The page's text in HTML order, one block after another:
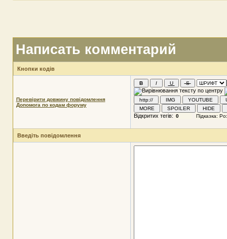
Написать комментарий
Кнопки кодів
Перевірити довжину повідомлення
Допомога по кодам форуму
Відкритих тегів:
Введіть повідомлення